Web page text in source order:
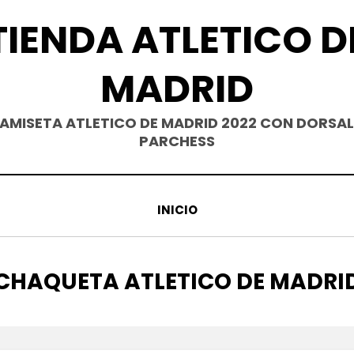
ATLETICO
MADRID
ATLETICO DE MADRID 2022 CON
PARCHESS
INICIO
ATLETICO DE